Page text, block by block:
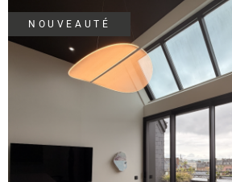
NOUVEAUTÉ
VOIR LE BIEN